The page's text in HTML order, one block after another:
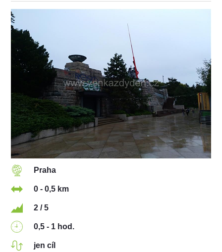
Praha
0 - 0,5 km
2 / 5
0,5 - 1 hod.
jen cíl